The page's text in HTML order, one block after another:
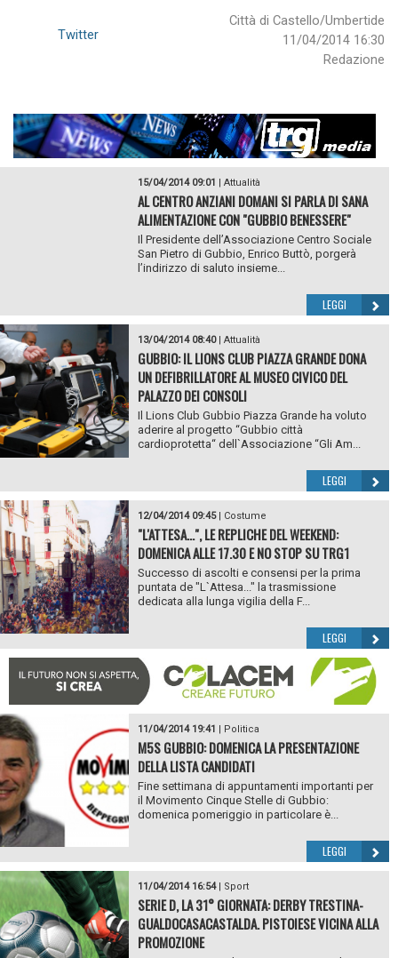
Città di Castello/Umbertide
11/04/2014 16:30
Redazione
Twitter
15/04/2014 09:01 Attualità
AL CENTRO ANZIANI DOMANI SI PARLA DI SANA
ALIMENTAZIONE CON "GUBBIO BENESSERE"
Il Presidente dell’Associazione Centro Sociale
San Pietro di Gubbio, Enrico Buttò, porgerà
l’indirizzo di saluto insieme...
LEGGI
13/04/2014 08:40| Attualità
GUBBIO: IL LIONS CLUB PIAZZA GRANDE DONA
UN DEFIBRILLATORE AL MUSEO CIVICO DEL
PALAZZO DEI CONSOLI
Il Lions Club Gubbio Piazza Grande ha voluto
aderire al progetto “Gubbio città
cardioprotetta“ dell`Associazione “Gli Am...
LEGGI
12/04/2014 09:45| Costume
"L'ATTESA...", LE REPLICHE DEL WEEKEND:
DOMENICA ALLE 17.30 E NO STOP SU TRG1
Successo di ascolti e consensi per la prima
puntata de "L`Attesa..." la trasmissione
dedicata alla lunga vigilia della F...
LEGGI
11/04/2014 19:41 | Politica
M5S GUBBIO: DOMENICA LA PRESENTAZIONE
DELLA LISTA CANDIDATI
Fine settimana di appuntamenti importanti per
il Movimento Cinque Stelle di Gubbio:
domenica pomeriggio in particolare è...
LEGGI
11/04/2014 16:54| Sport
SERIE D, LA 31° GIORNATA: DERBY TRESTINA-
GUALDOCASACASTALDA. PISTOIESE VICINA ALLA
PROMOZIONE